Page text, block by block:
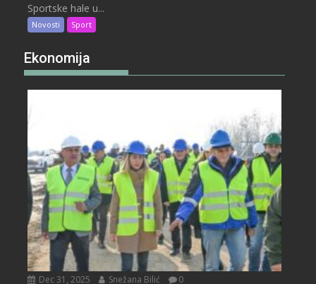
Sportske hale u...
Novosti Sport
Ekonomija
Dec 31, 2025 Snežana Bilić 0